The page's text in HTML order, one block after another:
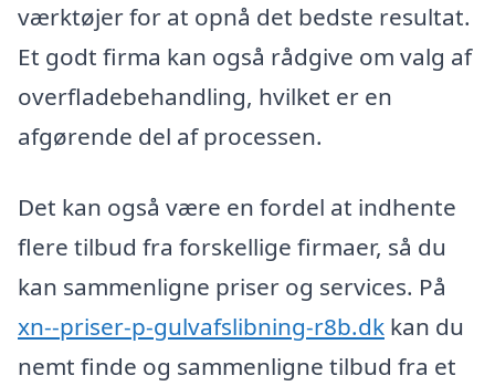
værktøjer for at opnå det bedste resultat.
Et godt firma kan også rådgive om valg af
overfladebehandling, hvilket er en
afgørende del af processen.
Det kan også være en fordel at indhente
flere tilbud fra forskellige firmaer, så du
kan sammenligne priser og services. På
xn--priser-p-gulvafslibning-r8b.dk kan du
nemt finde og sammenligne tilbud fra et